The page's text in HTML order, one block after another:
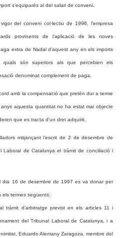
s’equiparés al del salari de conveni.
del conveni col·lectiu de 1996, l’empresa
provinents de l’aplicació de les noves
extra de Nadal d’aquest any en els imports
són superiors als que percebien els
denominat complement de paga.
amb la compensació que pretén dur a terme
anys aquesta quantitat no ha estat mai objecte
que es tracta d’un dret adquirit.
mitjançant l’escrit de 2 de desembre de
Laboral de Catalunya el tràmit de conciliació i
dia 16 de desembre de 1997 es va donar per
els termes següents:
tràmit d’arbitratge previst en els articles 11 i
del Tribunal Laboral de Catalunya, i a
Eduardo Alemany Zaragoza, membre del